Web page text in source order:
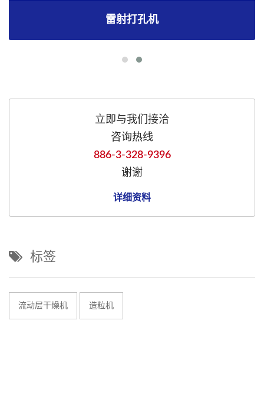
雷射打孔机
立即与我们接洽
咨询热线
886-3-328-9396
谢谢
详细资料
标签
流动层干燥机 造粒机